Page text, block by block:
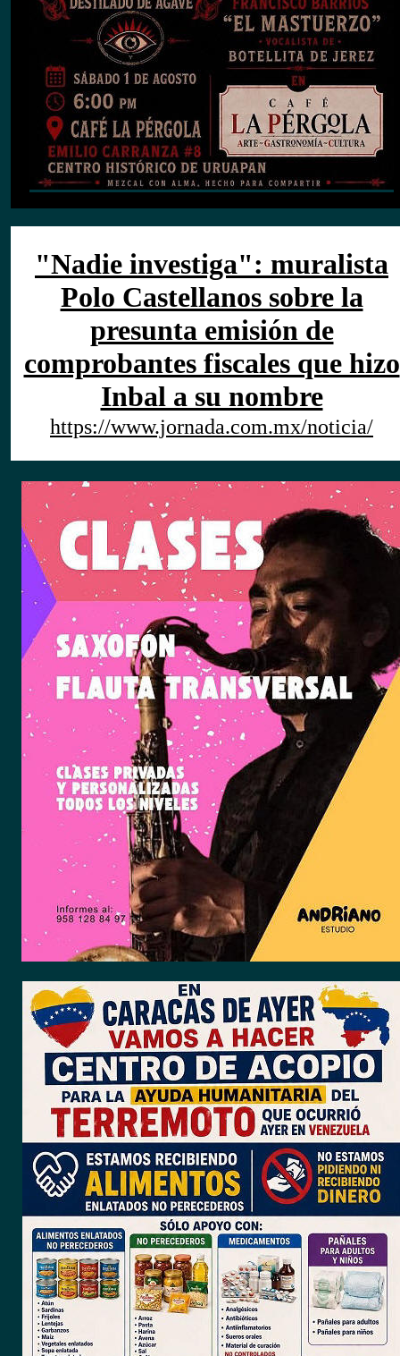
"Nadie investiga": muralista
Polo Castellanos sobre la
presunta emisión de
comprobantes fiscales que hizo
Inbal a su nombre
https://www.jornada.com.mx/noticia/